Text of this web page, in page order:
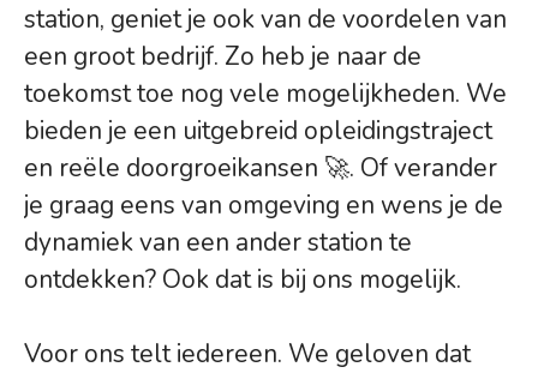
station, geniet je ook van de voordelen van
een groot bedrijf. Zo heb je naar de
toekomst toe nog vele mogelijkheden. We
bieden je een uitgebreid opleidingstraject
en reële doorgroeikansen 🚀. Of verander
je graag eens van omgeving en wens je de
dynamiek van een ander station te
ontdekken? Ook dat is bij ons mogelijk.
Voor ons telt iedereen. We geloven dat